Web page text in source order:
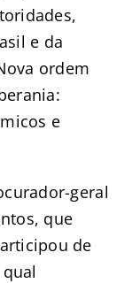
e da
ordem
e
geral
que
de